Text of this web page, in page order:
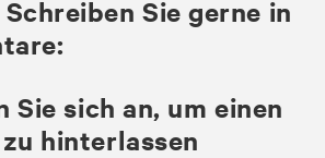
Sie gerne in
Sie sich an, um einen
hinterlassen